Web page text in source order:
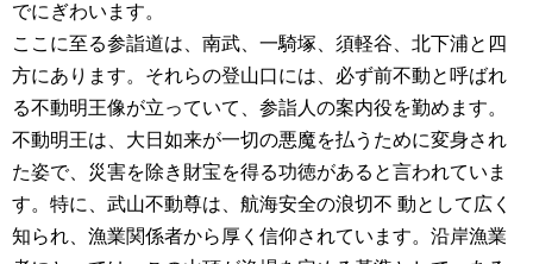
でにぎわいます。
ここに至る参詣道は、南武、一騎塚、須軽谷、北下浦と四
方にあります。それらの登山口には、必ず前不動と呼ばれ
る不動明王像が立っていて、参詣人の案内役を勤めます。
不動明王は、大日如来が一切の悪魔を払うために変身され
た姿で、災害を除き財宝を得る功徳があると言われていま
す。特に、武山不動尊は、航海安全の浪切不 動として広く
知られ、漁業関係者から厚く信仰されています。沿岸漁業